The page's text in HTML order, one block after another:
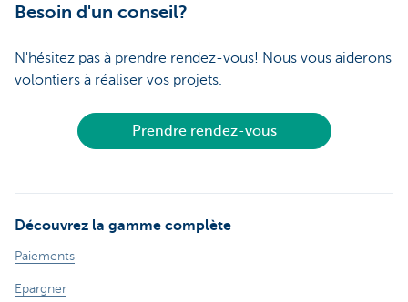
Besoin d'un conseil?
N'hésitez pas à prendre rendez-vous! Nous vous aiderons
volontiers à réaliser vos projets.
Prendre rendez-vous
Découvrez la gamme complète
Paiements
Epargner